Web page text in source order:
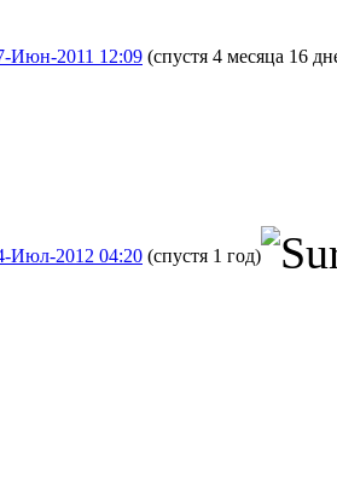
Июн-2011 12:09 (спустя 4 месяца 16
Июл-2012 04:20 (спустя 1 год)